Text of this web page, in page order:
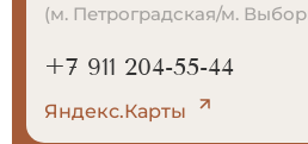
(м. Петроградская/м.
+7 911 204-55-44
Яндекс.Карты